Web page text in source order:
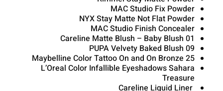
MAC Studio Fix Powder
NYX Stay Matte Not Flat Powder
MAC Studio Finish Concealer
Careline Matte Blush – Baby Blush 01
PUPA Velvety Baked Blush 09
Maybelline Color Tattoo On and On Bronze 25
L’Oreal Color Infallible Eyeshadows Sahara
Treasure